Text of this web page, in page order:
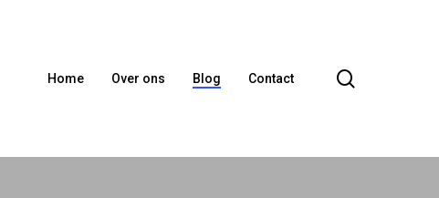
Home Over ons Blog Contact